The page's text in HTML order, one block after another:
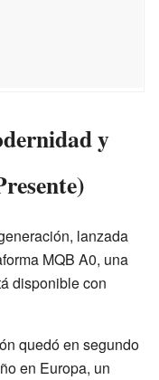
y
lanzada
MQB A0, una
disponible con
quedó en segundo
en Europa, un